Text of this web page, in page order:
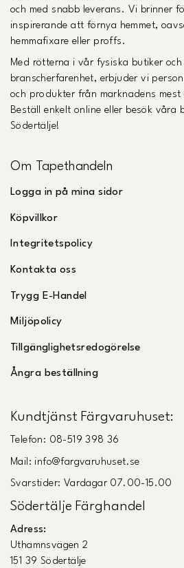
och med snabb leverans. Vi brinner
inspirerande att förnya hemmet,
hemmafixare eller proffs.
Med rötterna i vår fysiska butiker
branscherfarenhet, erbjuder vi
och produkter från marknadens mest
Beställ enkelt online eller besök våra
Södertälje!
Om Tapethandeln
Logga in på mina sidor
Köpvillkor
Integritetspolicy
Kontakta oss
Trygg E-Handel
Miljöpolicy
Tillgänglighetsredogörelse
Ångra beställning
Kundtjänst Färgvaruhuset:
Telefon: 08-519 398 36
Mail: info@fargvaruhuset.se
Svarstider: Vardagar 07.00-15.00
Södertälje Färghandel
Adress:
Uthamnsvägen 2
151 39 Södertälje